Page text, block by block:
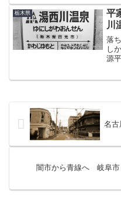
105
気
栃木県
平
川
落
し
源
名古
闇市から青線へ 岐阜市